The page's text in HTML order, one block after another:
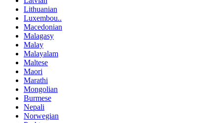
Lithuanian
Luxembou..
Macedonian
Malagasy
Malay
Malayalam
Maltese
Maori
Marathi
Mongolian
Burmese
Nepali
Norwegian